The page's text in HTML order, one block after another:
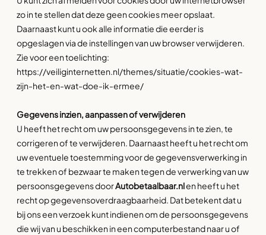
zo in te stellen dat deze geen cookies meer opslaat.
Daarnaast kunt u ook alle informatie die eerder is
opgeslagen via de instellingen van uw browser verwijderen.
Zie voor een toelichting:
https://veiliginternetten.nl/themes/situatie/cookies-wat-
zijn-het-en-wat-doe-ik-ermee/
Gegevens inzien, aanpassen of verwijderen
U heeft het recht om uw persoonsgegevens in te zien, te
corrigeren of te verwijderen. Daarnaast heeft u het recht om
uw eventuele toestemming voor de gegevensverwerking in
te trekken of bezwaar te maken tegen de verwerking van uw
persoonsgegevens doorAutobetaalbaar.nlen heeft u het
recht op gegevensoverdraagbaarheid. Dat betekent dat u
bij ons een verzoek kunt indienen om de persoonsgegevens
die wij van u beschikken in een computerbestand naar u of